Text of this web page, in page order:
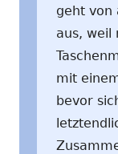
geht von
aus, weil
mit
bevor